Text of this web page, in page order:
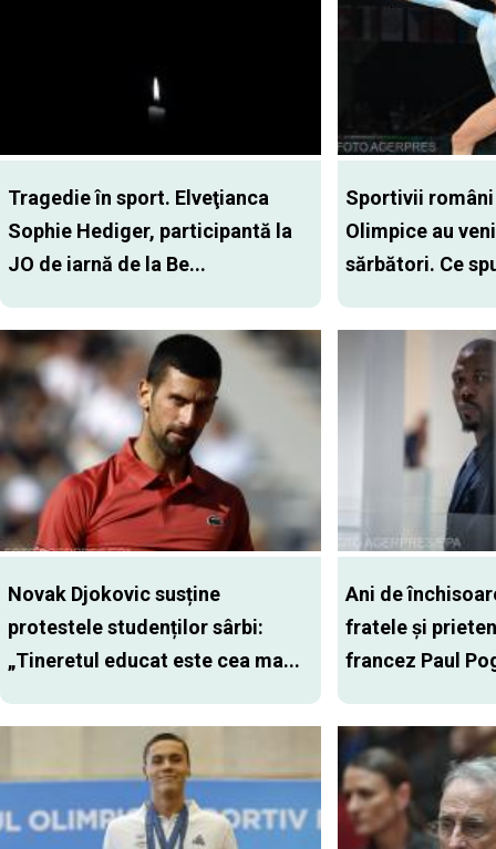
Tragedie în sport. Elveţianca
Sophie Hediger, participantă la
JO de iarnă de la Be...
Sportivii
Olimpice au
sărbători. Ce
Novak Djokovic susține
protestele studenților sârbi:
„Tineretul educat este cea ma...
Ani de
fratele și
francez Paul